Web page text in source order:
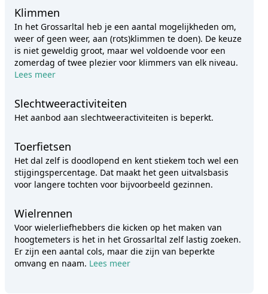
Klimmen
In het Grossarltal heb je een aantal mogelijkheden om,
weer of geen weer, aan (rots)klimmen te doen). De keuze
is niet geweldig groot, maar wel voldoende voor een
zomerdag of twee plezier voor klimmers van elk niveau.
Lees meer
Slechtweeractiviteiten
Het aanbod aan slechtweeractiviteiten is beperkt.
Toerfietsen
Het dal zelf is doodlopend en kent stiekem toch wel een
stijgingspercentage. Dat maakt het geen uitvalsbasis
voor langere tochten voor bijvoorbeeld gezinnen.
Wielrennen
Voor wielerliefhebbers die kicken op het maken van
hoogtemeters is het in het Grossarltal zelf lastig zoeken.
Er zijn een aantal cols, maar die zijn van beperkte
omvang en naam. Lees meer